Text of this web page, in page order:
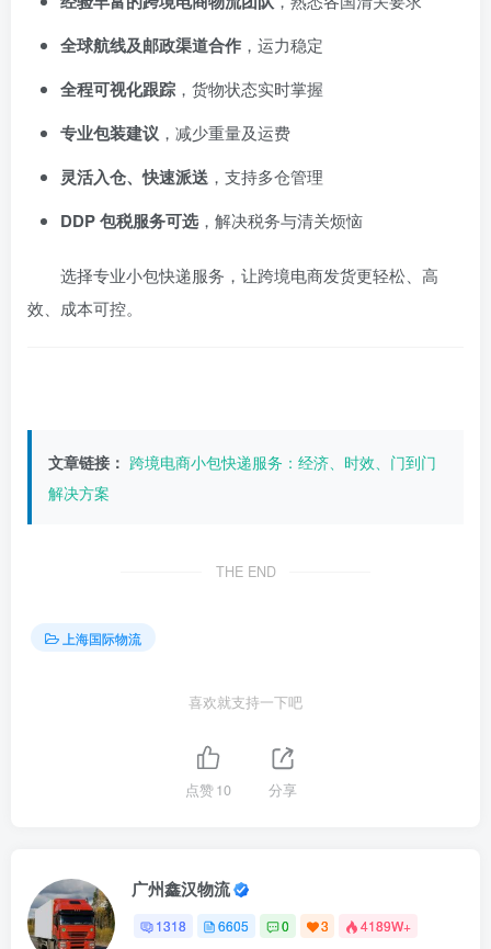
全球航线及邮政渠道合作 ，运力稳定
全程可视化跟踪 ，货物状态实时掌握
专业包装建议 ，减少重量及运费
灵活入仓、快速派送 ，支持多仓管理
DDP 包税服务可选 ，解决税务与清关烦恼
选择专业小包快递服务，让跨境电商发货更轻松、高
效、成本可控。
文章链接： 跨境电商小包快递服务：经济、时效、门到门
解决方案
THE END
上海国际物流
喜欢就支持一下吧
点赞10 分享
广州鑫汉物流
1318 6605 0 3 4189W+